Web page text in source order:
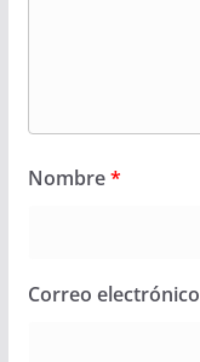
Nombre*
Correo electrónico